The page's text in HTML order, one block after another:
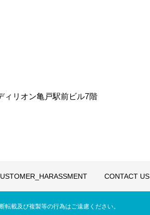
ィリオン亀戸駅前ビル7階
CONTACT US
載及び複製等の行為はご遠慮ください。